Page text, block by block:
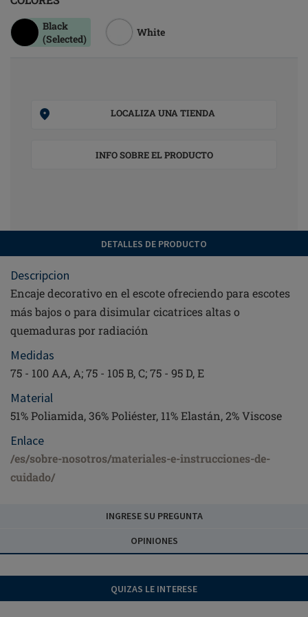
Black
(Selected)
White
LOCALIZA UNA TIENDA
INFO SOBRE EL PRODUCTO
DETALLES DE PRODUCTO
Descripcion
Encaje decorativo en el escote ofreciendo para escotes
más bajos o para disimular cicatrices altas o
quemaduras por radiación
Medidas
75 - 100 AA, A; 75 - 105 B, C; 75 - 95 D, E
Material
51% Poliamida, 36% Poliéster, 11% Elastán, 2% Viscose
Enlace
/es/sobre-nosotros/materiales-e-instrucciones-de-
cuidado/
INGRESE SU PREGUNTA
OPINIONES
QUIZAS LE INTERESE